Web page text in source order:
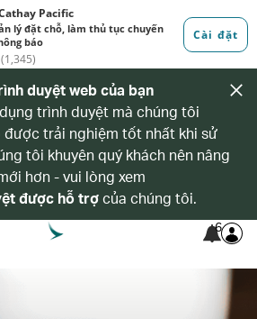
duyệt web của bạn
trình duyệt mà chúng tôi
trải nghiệm tốt nhất khi sử
tôi khuyên quý khách nên nâng
hơn - vui lòng xem
được hỗ trợcủa chúng tôi.
6